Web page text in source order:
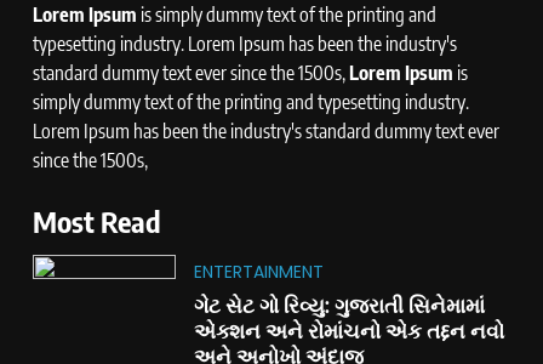
Lorem Ipsum is simply dummy text of the printing and
typesetting industry. Lorem Ipsum has been the industry's
standard dummy text ever since the 1500s,Lorem Ipsum is
simply dummy text of the printing and typesetting industry.
Lorem Ipsum has been the industry's standard dummy text ever
since the 1500s,
Most Read
ENTERTAINMENT
ગેટ સેટ ગો રિવ્યુ: ગુજરાતી સિનેમામાં
એક્શન અને રોમાંચનો એક તદ્દન નવો
અને અનોખો અંદાજ